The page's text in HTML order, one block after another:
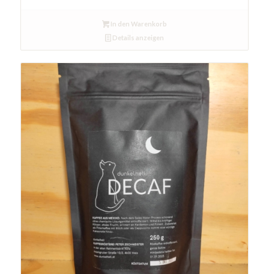
In den Warenkorb
Details anzeigen